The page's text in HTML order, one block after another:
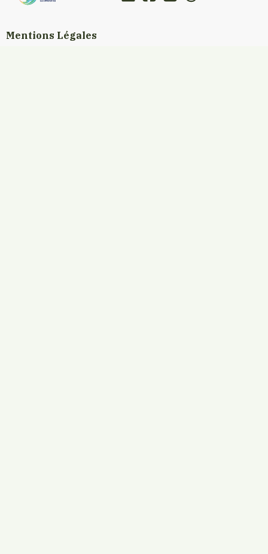
Mentions Légales